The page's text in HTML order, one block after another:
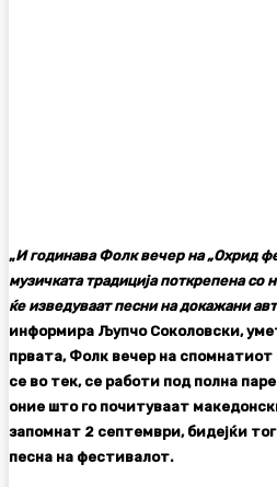
„И годинава Фолк вечер на „Охрид
музичката традиција поткрепена со
ќе изведуваат песни на докажани
информира Љупчо Соколовски,
првата, Фолк вечер на
се во тек, се работи под полна
оние што го почитуваат
запомнат 2 септември, бидејќи
песна на фестивалот.